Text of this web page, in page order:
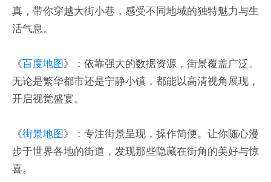
真，带你穿越大街小巷，感受不同地域的独特魅力与生
活气息。
《百度地图》：依靠强大的数据资源，街景覆盖广泛。
无论是繁华都市还是宁静小镇，都能以高清视角展现，
开启视觉盛宴。
《街景地图》：专注街景呈现，操作简便。让你随心漫
步于世界各地的街道，发现那些隐藏在街角的美好与惊
喜。